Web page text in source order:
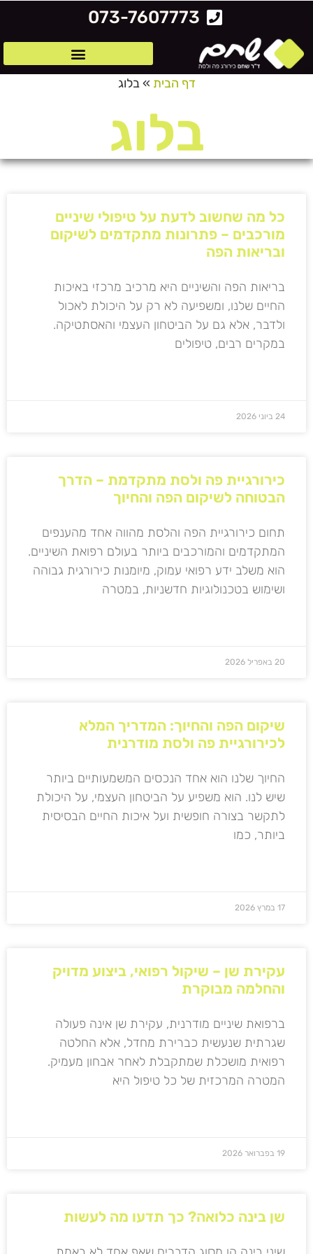
073-7607773
דף הבית »בלוג
בלוג
כל מה שחשוב לדעת על טיפולי שיניים
מורכבים – פתרונות מתקדמים לשיקום
ובריאות הפה
בריאות הפה והשיניים היא מרכיב מרכזי באיכות
החיים שלנו, ומשפיעה לא רק על היכולת לאכול
ולדבר, אלא גם על הביטחון העצמי והאסתטיקה.
במקרים רבים, טיפולים
24 ביוני 2026
כירורגיית פה ולסת מתקדמת – הדרך
הבטוחה לשיקום הפה והחיוך
תחום כירורגיית הפה והלסת מהווה אחד מהענפים
המתקדמים והמורכבים ביותר בעולם רפואת השיניים.
הוא משלב ידע רפואי עמוק, מיומנות כירורגית גבוהה
ושימוש בטכנולוגיות חדשניות, במטרה
20 באפריל 2026
שיקום הפה והחיוך: המדריך המלא
לכירורגיית פה ולסת מודרנית
החיוך שלנו הוא אחד הנכסים המשמעותיים ביותר
שיש לנו. הוא משפיע על הביטחון העצמי, על היכולת
לתקשר בצורה חופשית ועל איכות החיים הבסיסית
ביותר, כמו
17 במרץ 2026
עקירת שן – שיקול רפואי, ביצוע מדויק
והחלמה מבוקרת
ברפואת שיניים מודרנית, עקירת שן אינה פעולה
שגרתית שנעשית כברירת מחדל, אלא החלטה
רפואית מושכלת שמתקבלת לאחר אבחון מעמיק.
המטרה המרכזית של כל טיפול היא
19 בפברואר 2026
שן בינה כלואה? כך תדעו מה לעשות